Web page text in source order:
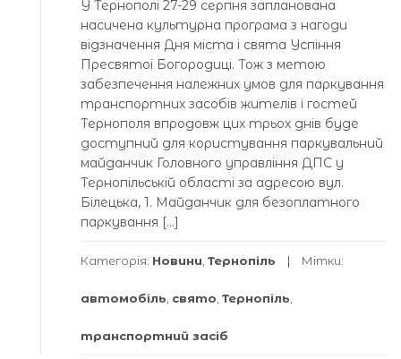
У Тернополі 27-29 серпня запланована
насичена культурна програма з нагоди
відзначення Дня міста і свята Успіння
Пресвятої Богородиці. Тож з метою
забезпечення належних умов для паркування
транспортних засобів жителів і гостей
Тернополя впродовж цих трьох днів буде
доступний для користування паркувальний
майданчик Головного управління ДПС у
Тернопільській області за адресою вул.
Білецька, 1. Майданчик для безоплатного
паркування […]
Категорія: Новини Тернопіль Мітки:
автомобіль свято Тернопіль
транспортний засіб